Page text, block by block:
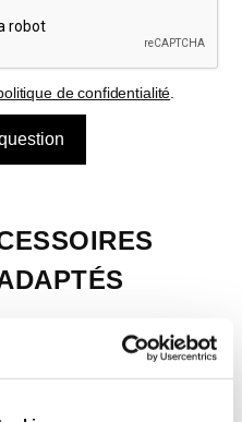
de confidentialité